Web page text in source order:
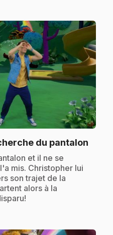
du pantalon
et il ne se
mis. Christopher lui
son trajet de la
alors à la